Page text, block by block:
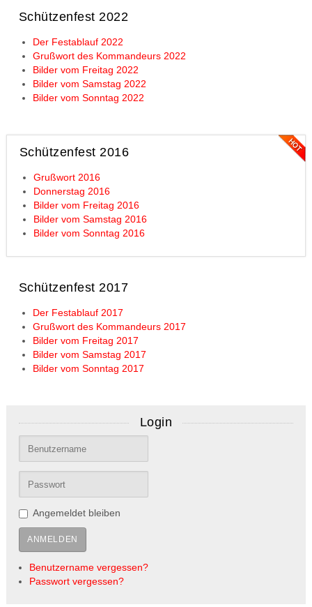
Schützenfest 2022
Der Festablauf 2022
Grußwort des Kommandeurs 2022
Bilder vom Freitag 2022
Bilder vom Samstag 2022
Bilder vom Sonntag 2022
Schützenfest 2016
Grußwort 2016
Donnerstag 2016
Bilder vom Freitag 2016
Bilder vom Samstag 2016
Bilder vom Sonntag 2016
Schützenfest 2017
Der Festablauf 2017
Grußwort des Kommandeurs 2017
Bilder vom Freitag 2017
Bilder vom Samstag 2017
Bilder vom Sonntag 2017
Login
Angemeldet bleiben
ANMELDEN
Benutzername vergessen?
Passwort vergessen?